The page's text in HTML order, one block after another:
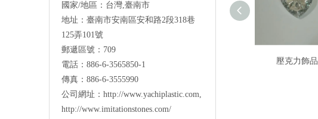
國家/地區：台灣,臺南市
地址：臺南市安南區安和路2段318巷
125弄101號
郵遞區號：709
電話：886-6-3565850-1
傳真：886-6-3555990
公司網址： http://www.yachiplastic.com,
http://www.imitationstones.com/
壓克力飾品